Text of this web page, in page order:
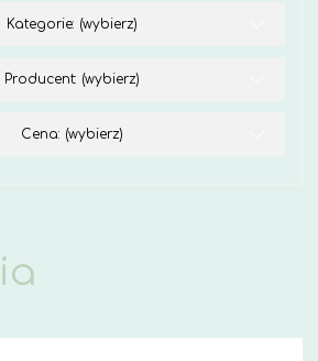
Kategorie: (wybierz)
Producent: (wybierz)
Cena: (wybierz)